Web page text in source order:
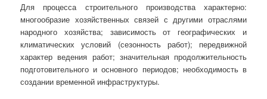
Для процесса строительного производства характерно:
многообразие хозяйственных связей с другими отраслями
народного хозяйства; зависимость от географических и
климатических условий (сезонность работ); передвижной
характер ведения работ; значительная продолжительность
подготовительного и основного периодов; необходимость в
создании временной инфраструктуры.